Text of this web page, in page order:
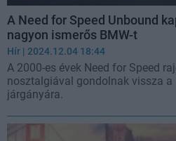
A Need for Speed Unbound
nagyon ismerős BMW-t
Hír | 2024.12.04 18:44
A 2000-es évek Need for Speed
nosztalgiával gondolnak vissza a
járgányára.